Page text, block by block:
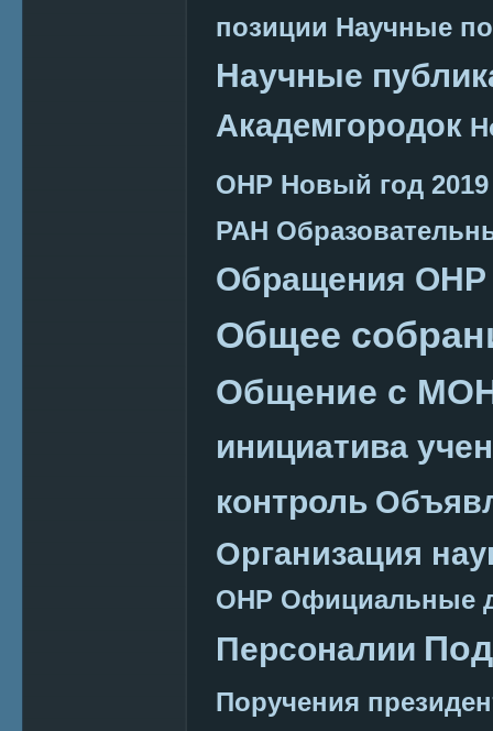
позиции Научные
Научные
Академгородок
ОНР Новый год 2019
РАН
Обращения ОНР
Общее
Общение с
инициатива
контроль
Организация
ОНР Официальные
Персоналии
Поручения